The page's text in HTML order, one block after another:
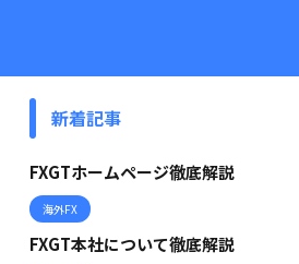
新着記事
FXGTホームページ徹底解説
海外FX
FXGT本社について徹底解説